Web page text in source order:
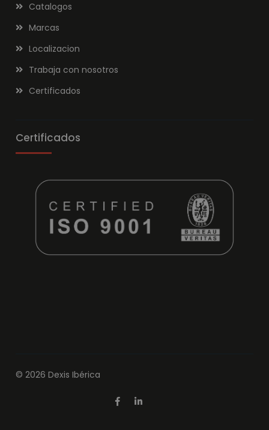
Catalogos
Marcas
Localizacion
Trabaja con nosotros
Certificados
Certificados
© 2026 Dexis Ibérica